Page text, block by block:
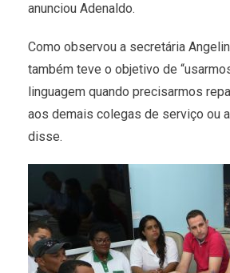
anunciou Adenaldo.
Como observou a secretária
também teve o objetivo de
linguagem quando precisarmos
aos demais colegas de serviço ou
disse.